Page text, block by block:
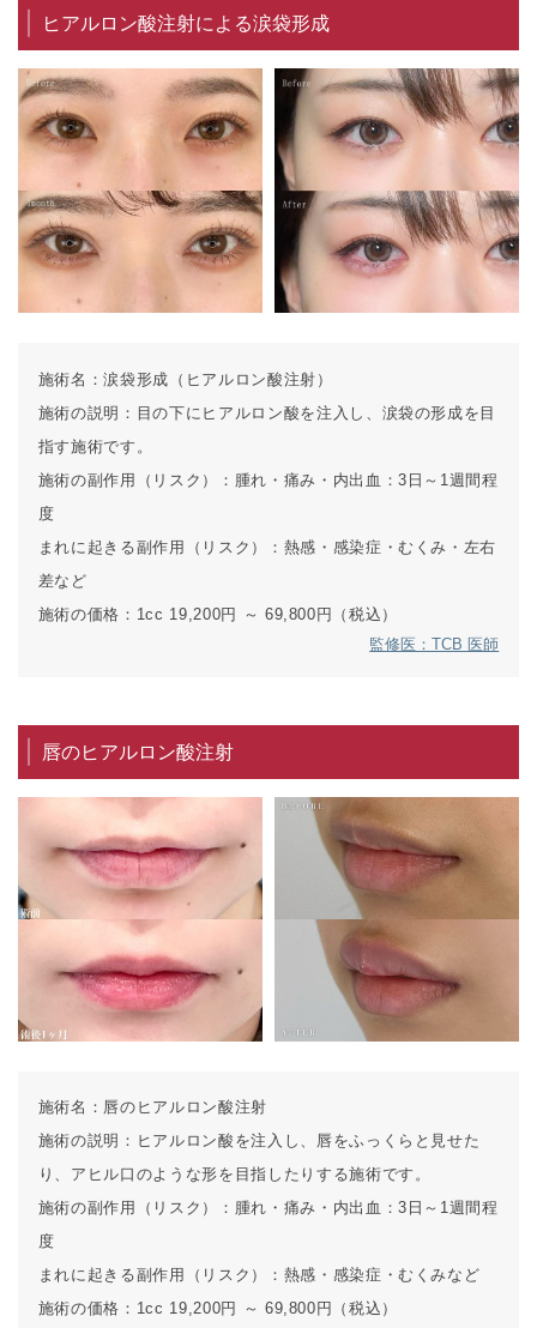
ヒアルロン酸注射による涙袋形成
施術名：涙袋形成（ヒアルロン酸注射）
施術の説明： 目の下にヒアルロン酸を注入し、涙袋の形成を目
指す施術です。
施術の副作用（リスク）： 腫れ・痛み・内出血：3日～1週間程
度
まれに起きる副作用（リスク）： 熱感・感染症・むくみ・左右
差など
施術の価格： 1cc 19,200円 ～ 69,800円（税込）
監修医：TCB 医師
唇のヒアルロン酸注射
施術名： 唇のヒアルロン酸注射
施術の説明： ヒアルロン酸を注入し、唇をふっくらと見せた
り、アヒル口のような形を目指したりする施術です。
施術の副作用（リスク）： 腫れ・痛み・内出血：3日～1週間程
度
まれに起きる副作用（リスク）： 熱感・感染症・むくみなど
施術の価格： 1cc 19,200円 ～ 69,800円（税込）